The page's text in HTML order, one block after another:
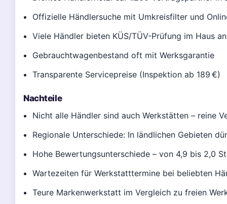
Offizielle Händlersuche mit Umkreisfilter und
Viele Händler bieten KÜS/TÜV-Prüfung im Haus an
Gebrauchtwagenbestand oft mit Werksgarantie
Transparente Servicepreise (Inspektion ab 189 €)
Nachteile
Nicht alle Händler sind auch Werkstätten – reine
Regionale Unterschiede: In ländlichen Gebieten
Hohe Bewertungsunterschiede – von 4,9 bis 2,0
Wartezeiten für Werkstatttermine bei beliebten
Teure Markenwerkstatt im Vergleich zu freien